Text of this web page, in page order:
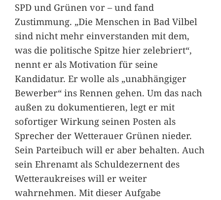
SPD und Grünen vor – und fand
Zustimmung. „Die Menschen in Bad Vilbel
sind nicht mehr einverstanden mit dem,
was die politische Spitze hier zelebriert“,
nennt er als Motivation für seine
Kandidatur. Er wolle als „unabhängiger
Bewerber“ ins Rennen gehen. Um das nach
außen zu dokumentieren, legt er mit
sofortiger Wirkung seinen Posten als
Sprecher der Wetterauer Grünen nieder.
Sein Parteibuch will er aber behalten. Auch
sein Ehrenamt als Schuldezernent des
Wetteraukreises will er weiter
wahrnehmen. Mit dieser Aufgabe